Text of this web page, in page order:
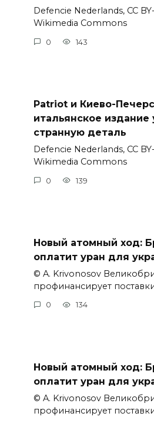
Defencie Nederlands, CC
Wikimedia Commons
0 143
Patriot и Киево-
итальянское издание
странную деталь
Defencie Nederlands, CC
Wikimedia Commons
0 139
Новый атомный ход:
оплатит уран для
© A. Krivonosov
профинансирует
0 134
Новый атомный ход:
оплатит уран для
© A. Krivonosov
профинансирует